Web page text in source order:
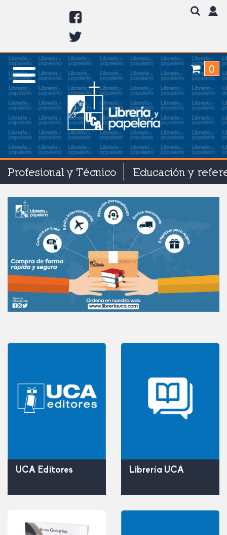
0
Profesional y Técnico Educación y
UCA Editores Librería UCA